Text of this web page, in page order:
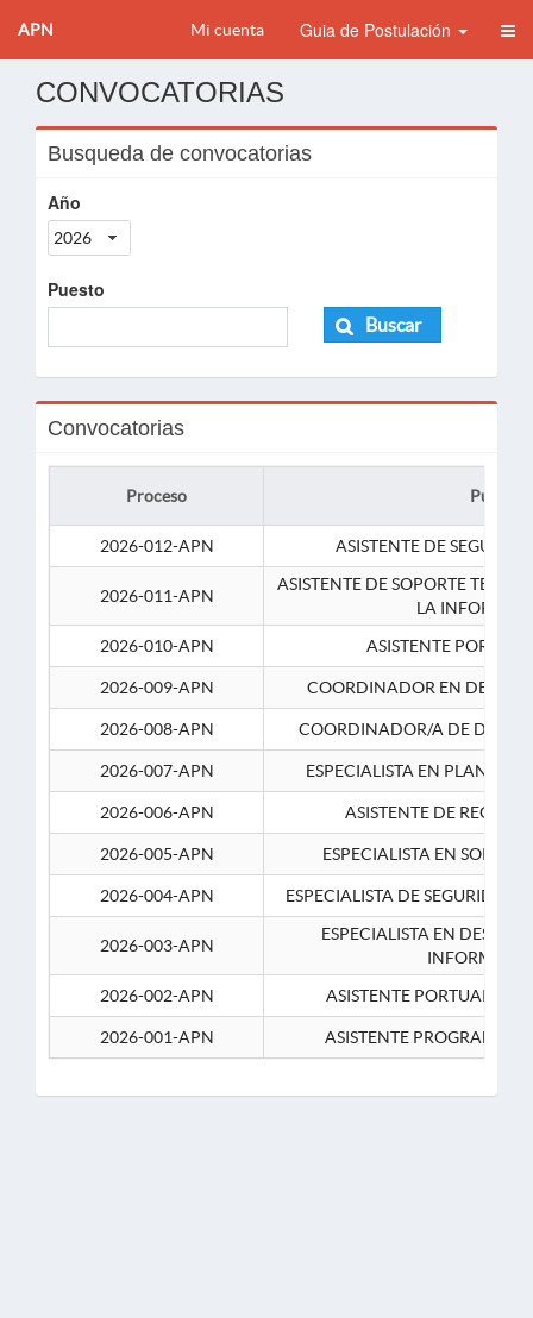
APN Mi cuenta Guia de Postulación
CONVOCATORIAS
Busqueda de convocatorias
Año
2026
Puesto
Buscar
Convocatorias
Proceso Puesto
2026-012-APN ASISTENTE DE
2026-011-APN
ASISTENTE DE SOPORTE
LA
2026-010-APN
ASISTENTE
2026-009-APN COORDINADOR EN
2026-008-APN COORDINADOR/A DE
2026-007-APN ESPECIALISTA EN
2026-006-APN ASISTENTE DE
2026-005-APN ESPECIALISTA EN
2026-004-APN ESPECIALISTA DE SEGURIDAD
2026-003-APN
ESPECIALISTA EN
2026-002-APN
ASISTENTE PORTUARIO 2-
2026-001-APN ASISTENTE